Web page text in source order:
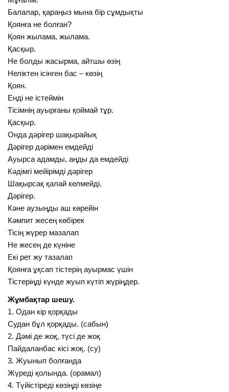
Балалар, қараңыз мына бір сұмдықты
Қоянға не болған?
Қоян жылама, жылама.
Қасқыр.
Не болды жасырма, айтшы өзің
Неліктен ісінген бас – көзің
Қоян.
Енді не істеймін
Тісімнің ауырғаны қоймай тұр.
Қасқыр.
Онда дәрігер шақырайық
Дәрігер дәрімен емдейді
Ауырса адамды, аңды да емдейді
Кәдімгі мейірімді дәрігер
Шақырсақ қалай келмейді.
Дәрігер.
Кәне аузыңды аш көрейін
Кәмпит жесең көбірек
Тісің жүрер мазалап
Не жесең де күніне
Екі рет жу тазалап
Қоянға ұқсап тістерің ауырмас үшін
Тістеріңді күнде жуып күтіп жүріңдер.
Жұмбақтар шешу.
1. Одан кір қорқады
Судан бұл қорқады. (сабын)
2. Дәмі де жоқ, түсі де жоқ
Пайдаланбас кісі жоқ. (су)
3. Жуынып болғанда
Жүреді қолында. (орамал)
4. Түйістіреді көзіңді көзіңе